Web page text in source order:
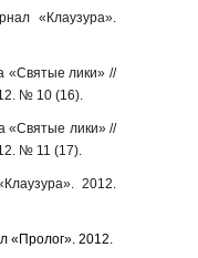
«Клаузура».
«Святые лики» //
№ 10 (16).
«Святые лики» //
№ 11 (17).
2012.
«Пролог». 2012.